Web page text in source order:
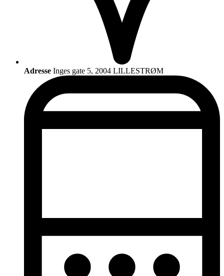
Adresse Inges gate 5, 2004 LILLESTRØM